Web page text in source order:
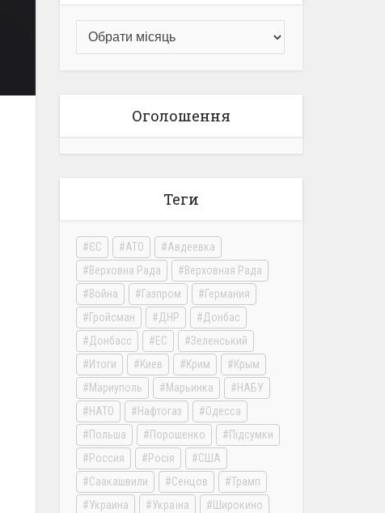
Оголошення
Теги
ЄС АТО
Авдеевка
Верховна Рада
Верховная Рада
Война
Газпром
Германия
Гройсман
ДНР
Донбас
Донбасс
ЕС
Зеленський
Итоги
Киев Крим
Крым
Мариуполь
Марьинка
НАБУ
НАТО
Нафтогаз
Одесса
Польша
Порошенко
Підсумки
Россия
Росія
США
Саакашвили
Сенцов
Трамп
Украина
Україна
Широкино